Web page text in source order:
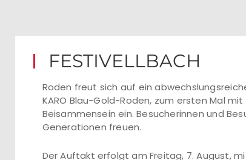
FESTIVELLBACH
Roden freut sich auf ein
KARO Blau-Gold-Roden, zum ersten Mal
Beisammensein ein. Besucherinnen und
Generationen freuen.
Der Auftakt erfolgt am Freitag, 7. August,